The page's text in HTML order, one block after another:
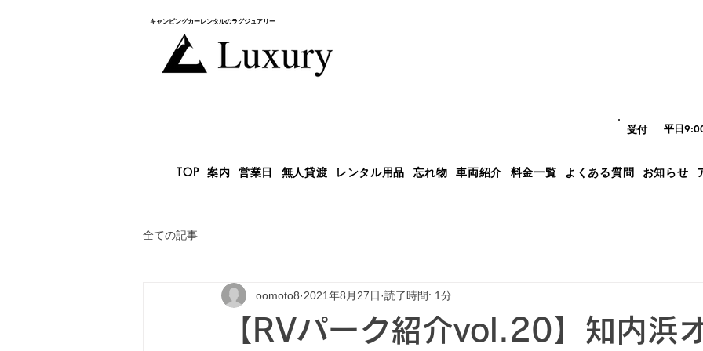
キャンピングカー​レンタルのラグジュアリー
​受付 平日
TOP 案内 営業日 無人貸渡 レンタル用品 忘れ物 車両紹介 料金一覧 よくある質問 お知らせ
全ての記事
【RVパーク紹介vol.20】知内浜
oomoto8 2021年8月27日 読了時間: 1分